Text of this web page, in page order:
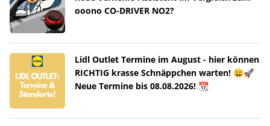
ooono CO-DRIVER NO2?
Lidl Outlet Termine im August - hier können
RICHTIG krasse Schnäppchen warten! 😀🚀
Neue Termine bis 08.08.2026! 📆